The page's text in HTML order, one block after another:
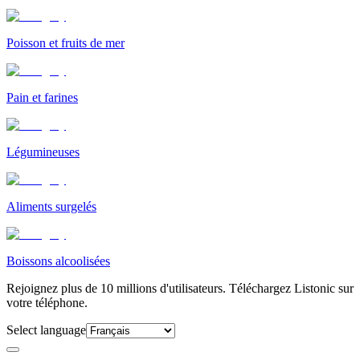
Poisson et fruits de mer
Pain et farines
Légumineuses
Aliments surgelés
Boissons alcoolisées
Rejoignez plus de 10 millions d'utilisateurs. Téléchargez Listonic sur
votre téléphone.
Select language